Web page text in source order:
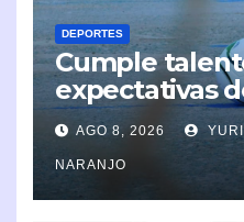
DEPORTES
Cumple
expectativas
organizadores
AGO 8, 2026
NARANJO